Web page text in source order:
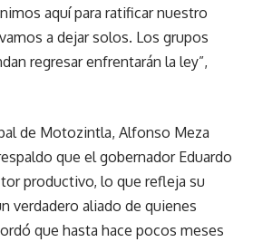
aquí para ratificar nuestro
a dejar solos. Los grupos
regresar enfrentarán la ley”,
de Motozintla, Alfonso Meza
que el gobernador Eduardo
productivo, lo que refleja su
verdadero aliado de quienes
que hasta hace pocos meses